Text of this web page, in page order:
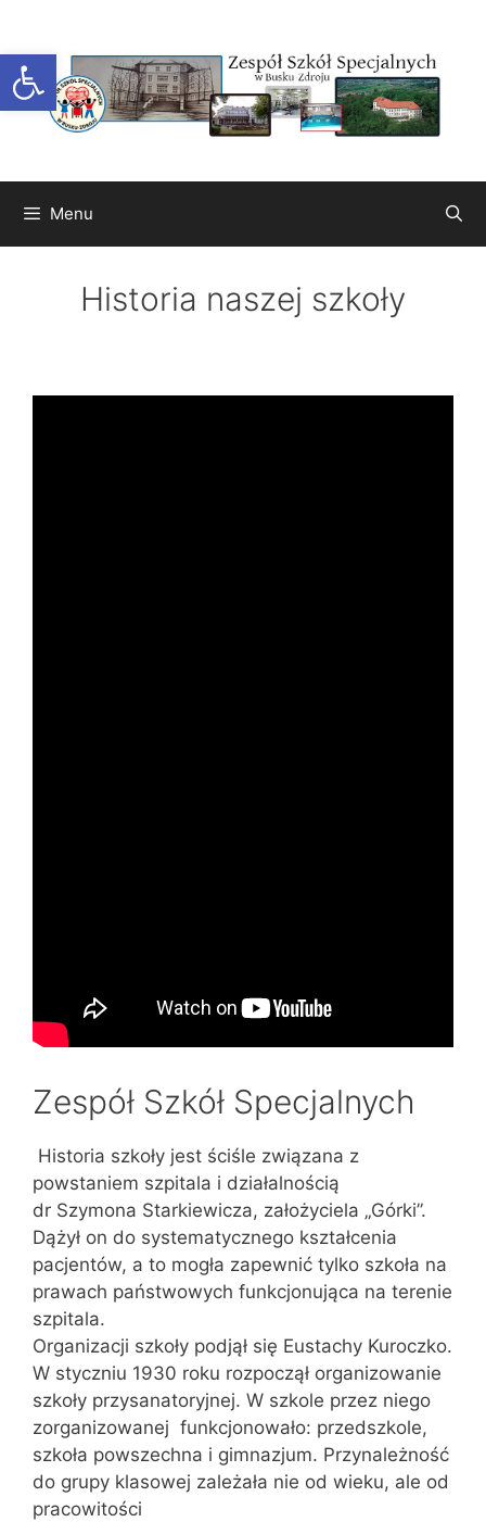
Otwórz pasek narzędzi
treści
Menu
Historia naszej szkoły
Zespół Szkół Specjalnych
Historia szkoły jest ściśle związana z
powstaniem szpitala i działalnością
dr Szymona Starkiewicza, założyciela „Górki”.
Dążył on do systematycznego kształcenia
pacjentów, a to mogła zapewnić tylko szkoła na
prawach państwowych funkcjonująca na terenie
szpitala.
Organizacji szkoły podjął się Eustachy Kuroczko.
W styczniu 1930 roku rozpoczął organizowanie
szkoły przysanatoryjnej. W szkole przez niego
zorganizowanej funkcjonowało: przedszkole,
szkoła powszechna i gimnazjum. Przynależność
do grupy klasowej zależała nie od wieku, ale od
pracowitości